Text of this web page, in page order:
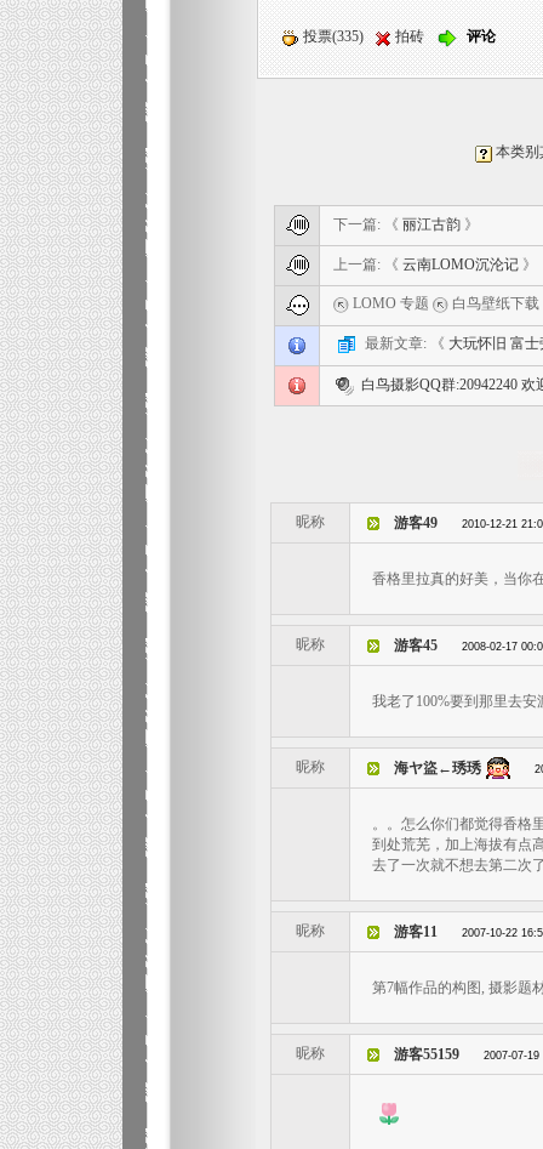
投票(335) 拍砖 评论
本类别
下一篇: 《 丽江古韵 》
上一篇: 《 云南LOMO沉沦记 》
LOMO 专题 白鸟壁纸下载
最新文章: 《 大玩怀旧 富
白鸟摄影QQ群:20942240
昵称 游客49 2010-12-21
香格里拉真的好美，当你
昵称 游客45 2008-02-17
我老了100%要到那里去安
昵称 海ヤ盜←琇琇
。。怎么你们都觉得香格
到处荒芜，加上海拔有点
去了一次就不想去第二次
昵称 游客11 2007-10-22
第7幅作品的构图, 摄影题
昵称 游客55159 2007-07-19